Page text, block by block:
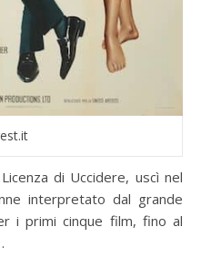
di Uccidere, uscì nel
interpretato dal grande
i primi cinque film, fino al